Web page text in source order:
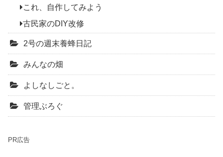
これ、自作してみよう
古民家のDIY改修
2号の週末養蜂日記
みんなの畑
よしなしごと。
管理ぶろぐ
PR広告